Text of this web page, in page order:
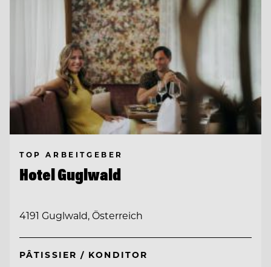
TOP ARBEITGEBER
Hotel Guglwald
4191 Guglwald, Österreich
PÂTISSIER / KONDITOR